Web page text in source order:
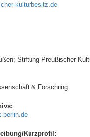
kulturbesitz.de
Stiftung Preußischer
& Forschung
berlin.de
Kurzprofil: